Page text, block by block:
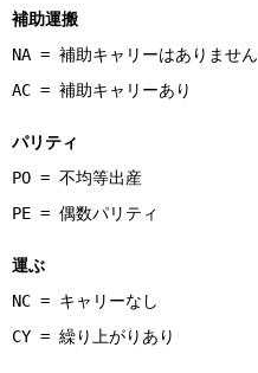
補助運搬
NA = 補助キャリーはありません
AC = 補助キャリーあり
パリティ
PO = 不均等出産
PE = 偶数パリティ
運ぶ
NC = キャリーなし
CY = 繰り上がりあり